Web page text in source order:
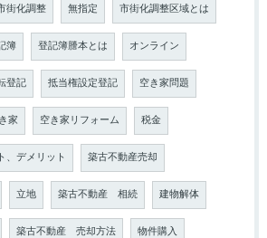
街化調整 無指定 市街化調整区域とは
簿 登記簿謄本とは オンライン
登記 抵当権設定登記 空き家問題
家 空き家リフォーム 税金
、デメリット 築古不動産売却
立地 築古不動産 相続 建物解体
築古不動産 売却方法 物件購入